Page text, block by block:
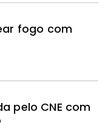
fogo com
CNE com